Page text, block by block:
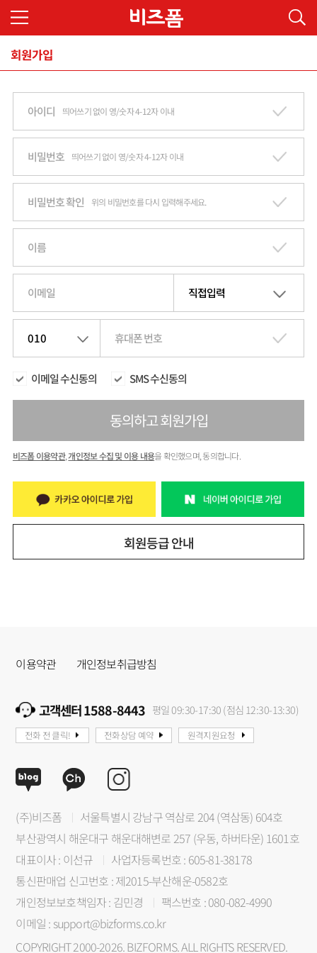
회원가입
아이디 띄어쓰기 없이 영/숫자 4-12자 이내
비밀번호 띄어쓰기 없이 영/숫자 4-12자 이내
비밀번호 확인 위의 비밀번호를 다시 입력해주세요.
이름
이메일 직접입력
010 휴대폰 번호
이메일 수신동의 SMS 수신동의
동의하고 회원가입
비즈폼 이용약관,개인정보 수집 및 이용 내용을 확인했으며, 동의합니다.
회원등급 안내
이용약관 개인정보취급방침
고객센터 1588-8443 평일 09:30-17:30 (점심 12:30-13:30)
전화 전 클릭! 전화상담 예약 원격지원요청
(주)비즈폼
서울특별시 강남구 역삼로 204 (역삼동) 604호
부산광역시 해운대구 해운대해변로 257 (우동, 하버타운) 1601호
대표이사 : 이선규
사업자등록번호 : 605-81-38178
통신판매업 신고번호 : 제2015-부산해운-0582호
개인정보보호책임자 : 김민경
팩스번호 : 080-082-4990
이메일 : support@bizforms.co.kr
COPYRIGHT 2000-2026. BIZFORMS. ALL RIGHTS RESERVED.